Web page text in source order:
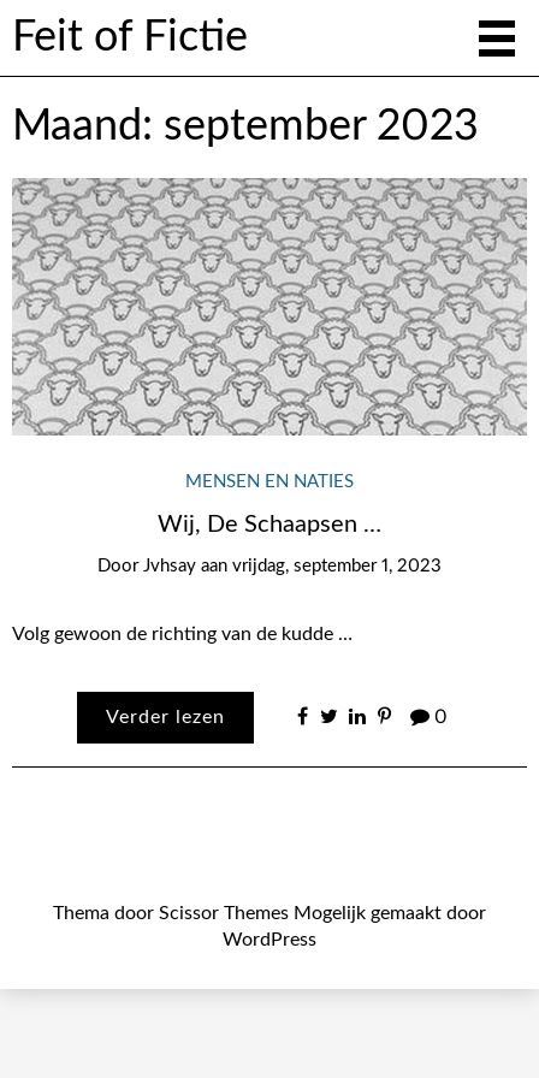
Feit of Fictie
Maand: september 2023
MENSEN EN NATIES
Wij, De Schaapsen …
Door Jvhsay aan vrijdag, september 1, 2023
Volg gewoon de richting van de kudde …
Verder lezen 0
Thema door Scissor Themes Mogelijk gemaakt door
WordPress